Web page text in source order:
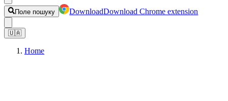
Поле пошуку DownloadDownload Chrome extension
🇺🇦
Home